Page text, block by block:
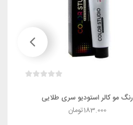
رنگ مو کالر استودیو سری طلایی
تومان183.000